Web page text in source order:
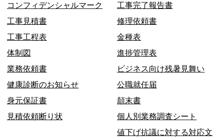
コンフィデンシャルマーク
工事見積書
工事工程表
体制図
業務依頼書
健康診断のお知らせ
身元保証書
見積依頼断り状
工事完了報告書
修理依頼書
金種表
進捗管理表
ビジネス向け残暑見舞い
公職就任届
顛末書
個人別業務調査シート
値下げ抗議に対する対応文